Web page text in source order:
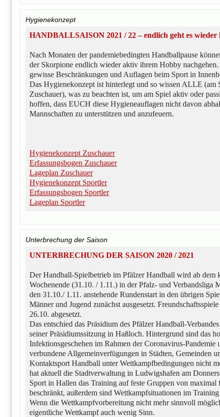
Hygienekonzept
HANDBALLSAISON 2021 / 22 – endlich geht es wieder
Nach Monaten der pandemiebedingten Handballpause
der Skorpione endlich wieder aktiv ihrem Hobby
gewisse Beschränkungen und Auflagen beim Sport in
Das Hygienekonzept ist hinterlegt und so wissen ALLE (am
Zuschauer), was zu beachten ist, um am Spiel aktiv oder
hoffen, dass EUCH diese Hygieneauflagen nicht davon
Mannschaften zu unterstützen und anzufeuern.
Hygienekonzept Zuschauer
Erfassungsbogen Zuschauer
Lageplan Zuschauer
Hygienekonzept Sportler
Erfassungsbogen Sportler
Lageplan Sportler
Unterbrechung der Saison
UNTERBRECHUNG DER SAISON 2020 / 2021
Der Handball-Spielbetrieb im Pfälzer Handball wird ab dem
Wochenende (31.10. / 1.11.) in der Pfalz- und Verbandsliga
den 31.10./ 1.11. anstehende Rundenstart in den übrigen
Männer und Jugend zunächst ausgesetzt.
26.10. abgesetzt.
Das entschied das Präsidium des Pfälzer Handball-
seiner Präsidiumssitzung in Haßloch. Hintergrund sind das
Infektionsgeschehen im Rahmen der Coronavirus-Pandemie
verbundene Allgemeinverfügungen in Städten, Gemeinden
Kontaktsport Handball unter Wettkampfbedingungen nicht
hat aktuell die Stadtverwaltung in Ludwigshafen am
Sport in Hallen das Training auf feste Gruppen von maximal
beschränkt, außerdem sind Wettkampfsituationen im
Wenn die Wettkampfvorbereitung nicht mehr sinnvoll
eigentliche Wettkampf auch wenig Sinn.